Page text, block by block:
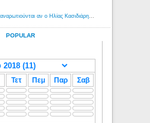
POPULAR
Αμερικανοί ρατσιστές αναρωτιούνται αν ο Ηλίας Κασιδιάρης ανήκει στη λευκή φυλή... - Λόγιος Ερμής
Τετ Πεμ Παρ Σαβ